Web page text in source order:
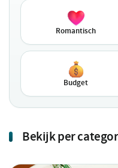
Romantisch
Budget
Bekijk per